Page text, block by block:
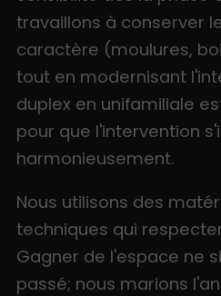
travaillons à conserver
caractère (moulures,
tout en modernisant
duplex en unifamiliale
pour que l'intervention
harmonieusement.
Nous utilisons des
techniques qui
Gagner de l'espace ne
passé; nous marions